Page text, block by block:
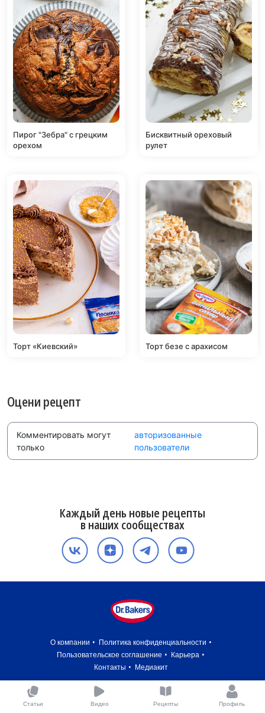
Пирог "Зебра" с грецким
орехом
Бисквитный ореховый
рулет
Торт «Киевский» Торт безе с арахисом
Оцени рецепт
Комментировать могут
только
авторизованные
пользователи
Каждый день новые рецепты
в наших сообществах
О компании
Политика конфиденциальности
Пользовательское соглашение
Карьера
Контакты
Медиакит
Статьи Видео Рецепты Профиль